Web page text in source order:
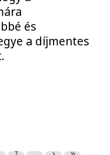
és
a díjmentes